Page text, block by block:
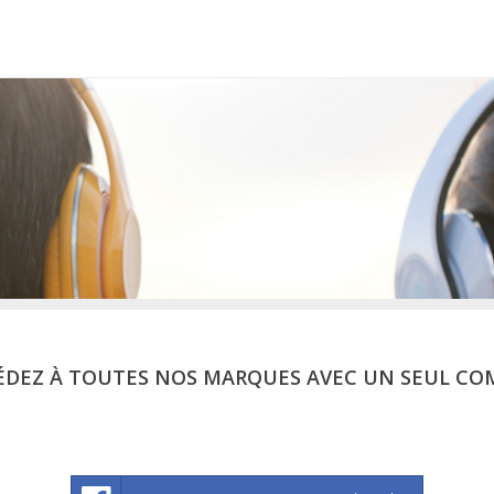
À TOUTES NOS MARQUES AVEC UN SEUL